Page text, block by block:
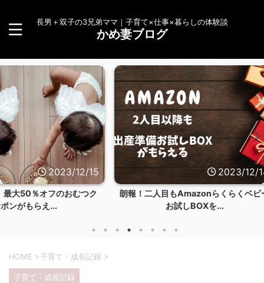
長男＋双子の3兄弟ママ｜子育て×仕事×暮らしの体験談
かめ妻ブログ
12/15
むつク
2023/12/14
朗報！二人目もAmazonらくらくベビー
【体験
HOME >子育て・成長記録 >
子育て・成長記録